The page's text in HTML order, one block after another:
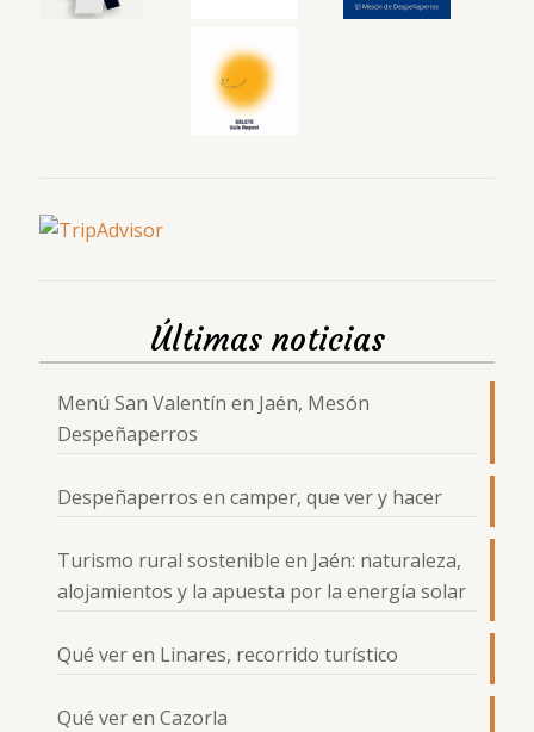
Últimas noticias
Menú San Valentín en Jaén, Mesón
Despeñaperros
Despeñaperros en camper, que ver y hacer
Turismo rural sostenible en Jaén: naturaleza,
alojamientos y la apuesta por la energía solar
Qué ver en Linares, recorrido turístico
Qué ver en Cazorla